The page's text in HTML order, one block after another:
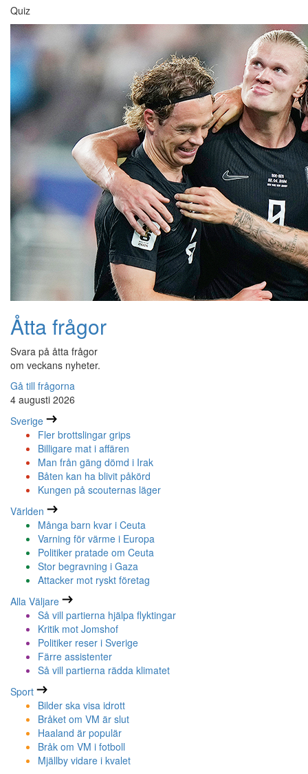
Quiz
Åtta frågor
Svara på åtta frågor
om veckans nyheter.
Gå till frågorna
4 augusti 2026
Sverige
Fler brottslingar grips
Billigare mat i affären
Man från gäng dömd i Irak
Båten kan ha blivit påkörd
Kungen på scouternas läger
Världen
Många barn kvar i Ceuta
Varning för värme i Europa
Politiker pratade om Ceuta
Stor begravning i Gaza
Attacker mot ryskt företag
Alla Väljare
Så vill partierna hjälpa flyktingar
Kritik mot Jomshof
Politiker reser i Sverige
Färre assistenter
Så vill partierna rädda klimatet
Sport
Bilder ska visa idrott
Bråket om VM är slut
Haaland är populär
Bråk om VM i fotboll
Mjällby vidare i kvalet